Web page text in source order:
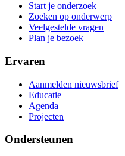
Start je onderzoek
Zoeken op onderwerp
Veelgestelde vragen
Plan je bezoek
Ervaren
Aanmelden nieuwsbrief
Educatie
Agenda
Projecten
Ondersteunen